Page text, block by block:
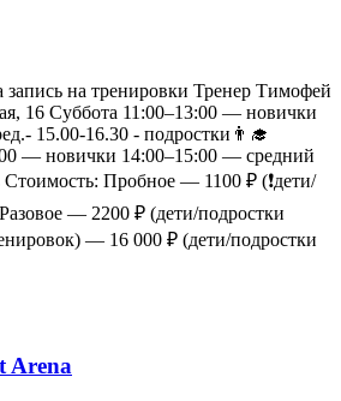
на тренировки Тренер Тимофей
16 Суббота 11:00–13:00 — новички
15.00-16.30 - подростки👨‍🎓
— новички 14:00–15:00 — средний
Пробное — 1100 ₽ (❗️дети/
— 2200 ₽ (дети/подростки
— 16 000 ₽ (дети/подростки
Arena